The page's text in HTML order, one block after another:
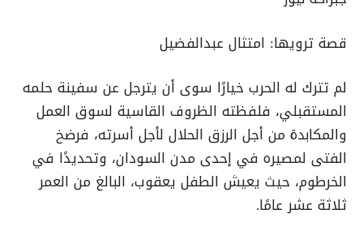
قصة ترويها: امتثال عبدالفضيل
لم تترك له الحرب خيارًا سوى أن يترجل عن سفينة حلمه
المستقبلي، فلفظته الظروف القاسية لسوق العمل
والمكابدة من أجل الرزق الحلال لأجل أسرته، فرضخ
الفتى لمصيره في إحدى مدن السودان، وتحديدًا في
الخرطوم، حيث يعيش الطفل يعقوب، البالغ من العمر
ثلاثة عشر عامًا.